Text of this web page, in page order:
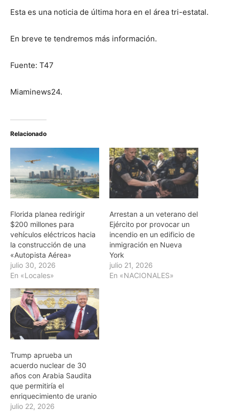
Esta es una noticia de última hora en el área tri-estatal.
En breve te tendremos más información.
Fuente: T47
Miaminews24.
Relacionado
Florida planea redirigir
$200 millones para
vehículos eléctricos hacia
la construcción de una
«Autopista Aérea»
julio 30, 2026
En «Locales»
Arrestan a un veterano del
Ejército por provocar un
incendio en un edificio de
inmigración en Nueva
York
julio 21, 2026
En «NACIONALES»
Trump aprueba un
acuerdo nuclear de 30
años con Arabia Saudita
que permitiría el
enriquecimiento de uranio
julio 22, 2026